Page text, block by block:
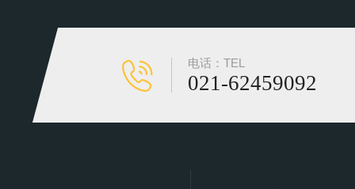
电话：TEL
021-62459092